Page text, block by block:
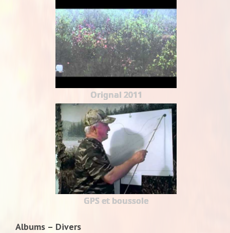
Orignal 2011
GPS et boussole
Albums – Divers